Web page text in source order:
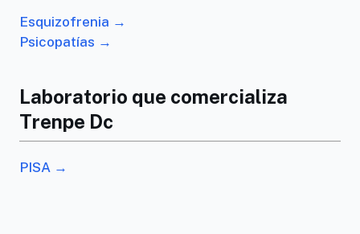
Esquizofrenia →
Psicopatías →
Laboratorio que comercializa
Trenpe Dc
PISA →